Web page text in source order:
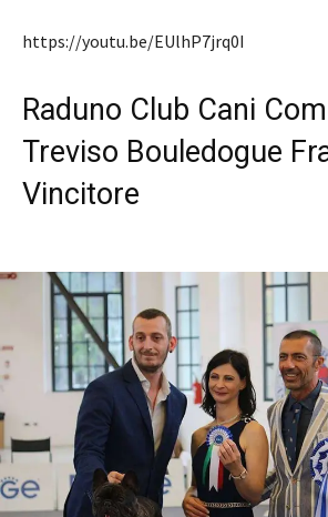
https://youtu.be/EUlhP7jrq0I
Raduno Club Cani
Treviso Bouledogue
Vincitore